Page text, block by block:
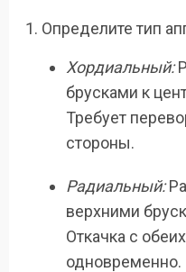
Определите тип
Хордиальный:
брусками к
Требует
стороны.
Радиальный:
верхними
Откачка с
одновременно.